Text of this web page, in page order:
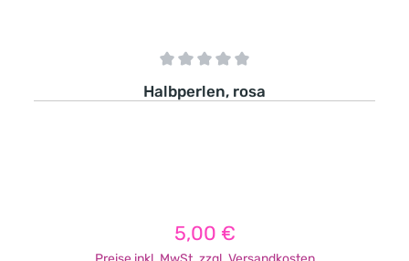
Durchschnittliche Bewertung von 0 von 5 Sternen
Halbperlen, rosa
Regulärer Preis:
5,00 €